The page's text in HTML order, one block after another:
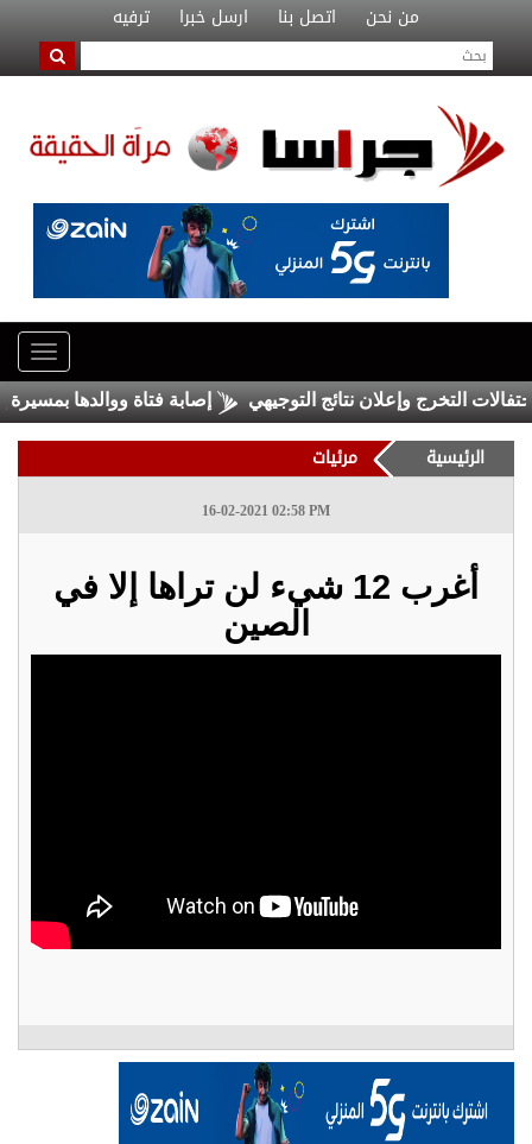
من نحن اتصل بنا ارسل خبرا ترفيه
التخرج وإعلان نتائج التوجيهي إصابة فتاة ووالدها بمسيرة
الرئيسية مرئيات
16-02-2021 02:58 PM
أغرب 12 شيء لن تراها إلا في
الصين